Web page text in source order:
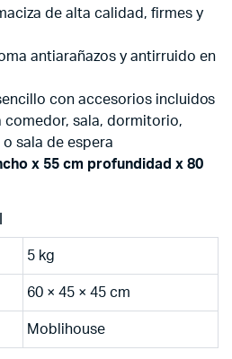
de alta calidad, firmes y
antiarañazos y antirruido en
con accesorios incluidos
comedor, sala, dormitorio,
sala de espera
x 55 cm profundidad x 80
5 kg
60 × 45 × 45 cm
Moblihouse